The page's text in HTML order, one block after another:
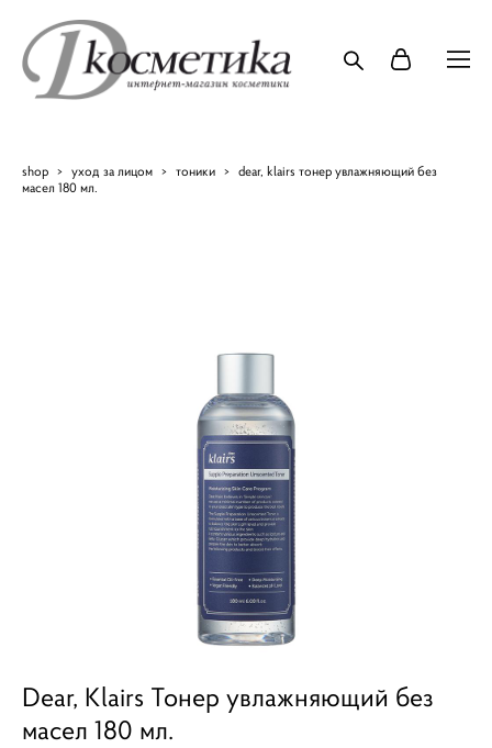
shop > уход за лицом > тоники > dear, klairs тонер увлажняющий без
масел 180 мл.
Dear, Klairs Тонер увлажняющий без
масел 180 мл.